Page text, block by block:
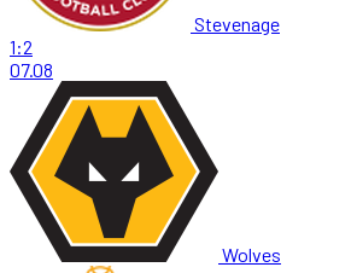
Stevenage
1:2
07.08
Wolves